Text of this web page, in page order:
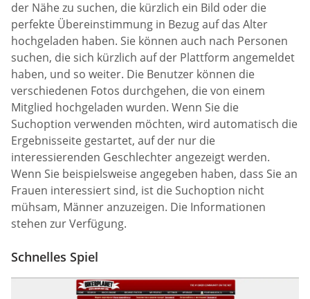
der Nähe zu suchen, die kürzlich ein Bild oder die
perfekte Übereinstimmung in Bezug auf das Alter
hochgeladen haben. Sie können auch nach Personen
suchen, die sich kürzlich auf der Plattform angemeldet
haben, und so weiter. Die Benutzer können die
verschiedenen Fotos durchgehen, die von einem
Mitglied hochgeladen wurden. Wenn Sie die
Suchoption verwenden möchten, wird automatisch die
Ergebnisseite gestartet, auf der nur die
interessierenden Geschlechter angezeigt werden.
Wenn Sie beispielsweise angegeben haben, dass Sie an
Frauen interessiert sind, ist die Suchoption nicht
mühsam, Männer anzuzeigen. Die Informationen
stehen zur Verfügung.
Schnelles Spiel